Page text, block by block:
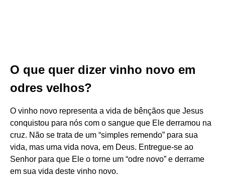
O que quer dizer vinho novo em
odres velhos?
O vinho novo representa a vida de bênçãos que Jesus
conquistou para nós com o sangue que Ele derramou na
cruz. Não se trata de um “simples remendo” para sua
vida, mas uma vida nova, em Deus. Entregue-se ao
Senhor para que Ele o torne um “odre novo” e derrame
em sua vida deste vinho novo.